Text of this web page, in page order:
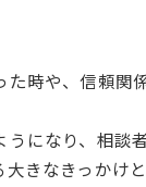
時や、信頼関
になり、相談
きなきっかけと